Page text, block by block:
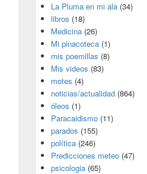
La Pluma en mi ala (34)
libros (18)
Medicina (26)
Mi pinacoteca (1)
mis poemillas (8)
Mis videos (83)
motes (4)
noticias/actualidad (864)
óleos (1)
Paracaidismo (11)
parados (155)
política (246)
Predicciones meteo (47)
psicologia (65)